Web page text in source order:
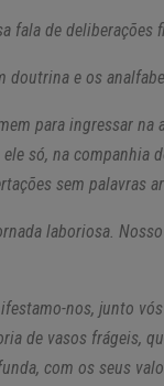
fala de deliberações
doutrina e os
para ingressar na
só, na
sem palavras
laboriosa.
nos, junto
de vasos frágeis,
com os seus